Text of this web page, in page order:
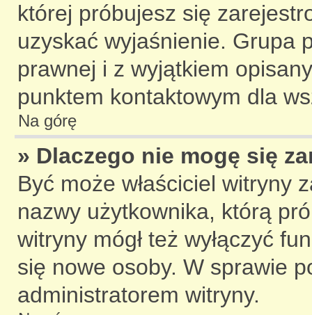
której próbujesz się
uzyskać wyjaśnienie.
prawnej i z wyjątkiem
punktem kontaktowym dla
Na górę
» Dlaczego nie mogę się
Być może właściciel witryny
nazwy użytkownika, którą
witryny mógł też wyłączyć
się nowe osoby. W sprawie
administratorem witryny.